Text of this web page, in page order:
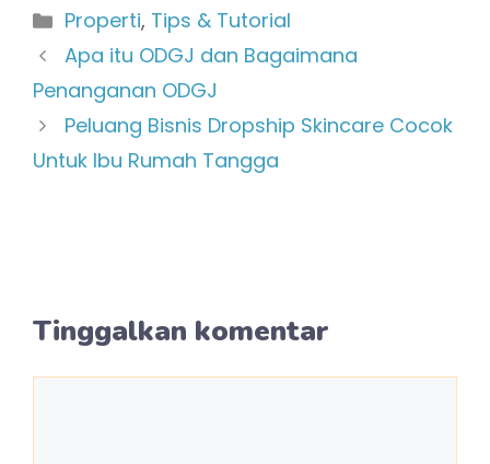
Kategori
Properti, Tips & Tutorial
Apa itu ODGJ dan Bagaimana
Penanganan ODGJ
Peluang Bisnis Dropship Skincare Cocok
Untuk Ibu Rumah Tangga
Tinggalkan komentar